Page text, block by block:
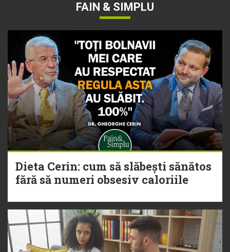
FAIN & SIMPLU
Dieta Cerin: cum să slăbești sănătos
fără să numeri obsesiv caloriile